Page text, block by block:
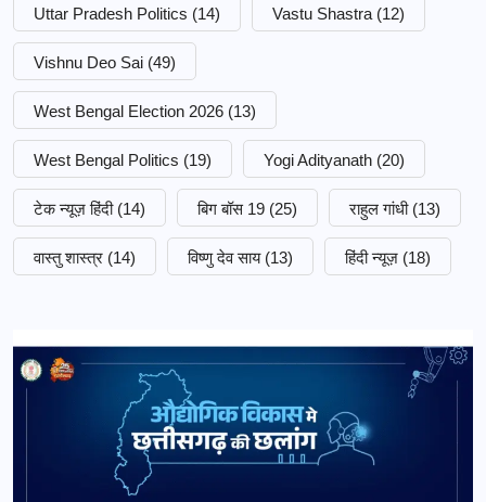
Uttar Pradesh Politics (14) Vastu Shastra (12)
Vishnu Deo Sai (49)
West Bengal Election 2026 (13)
West Bengal Politics (19) Yogi Adityanath (20)
टेक न्यूज़ हिंदी (14) बिग बॉस 19 (25) राहुल गांधी (13)
वास्तु शास्त्र (14) विष्णु देव साय (13) हिंदी न्यूज़ (18)